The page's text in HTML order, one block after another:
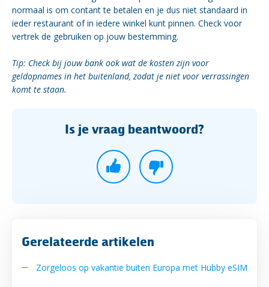
normaal is om contant te betalen en je dus niet standaard in
ieder restaurant of in iedere winkel kunt pinnen. Check voor
vertrek de gebruiken op jouw bestemming.
Tip: Check bij jouw bank ook wat de kosten zijn voor
geldopnames in het buitenland, zodat je niet voor verrassingen
komt te staan.
Is je vraag beantwoord?
Gerelateerde artikelen
Zorgeloos op vakantie buiten Europa met Hubby eSIM